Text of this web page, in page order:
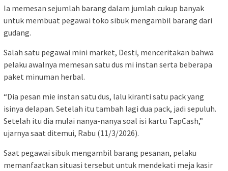
Ia memesan sejumlah barang dalam jumlah cukup banyak
untuk membuat pegawai toko sibuk mengambil barang dari
gudang.
Salah satu pegawai mini market, Desti, menceritakan bahwa
pelaku awalnya memesan satu dus mi instan serta beberapa
paket minuman herbal.
“Dia pesan mie instan satu dus, lalu kiranti satu pack yang
isinya delapan. Setelah itu tambah lagi dua pack, jadi sepuluh.
Setelah itu dia mulai nanya-nanya soal isi kartu TapCash,”
ujarnya saat ditemui, Rabu (11/3/2026).
Saat pegawai sibuk mengambil barang pesanan, pelaku
memanfaatkan situasi tersebut untuk mendekati meja kasir